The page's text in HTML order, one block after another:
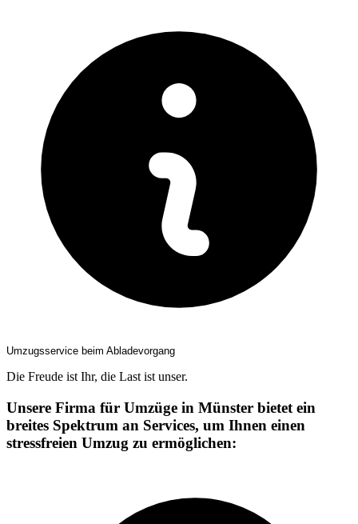
Umzugsservice beim Abladevorgang
Die Freude ist Ihr, die Last ist unser.
Unsere Firma für Umzüge in Münster bietet ein
breites Spektrum an Services, um Ihnen einen
stressfreien Umzug zu ermöglichen: